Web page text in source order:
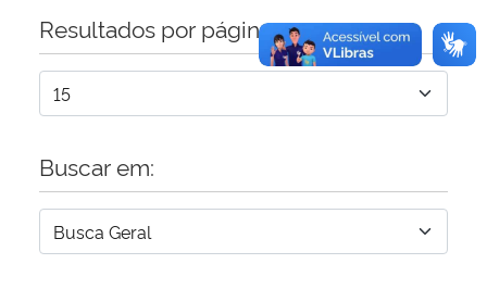
Resultados por página:
Buscar em: